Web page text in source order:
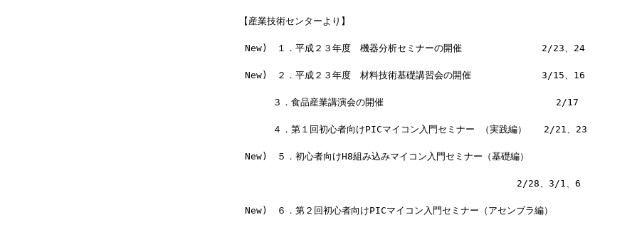
【産業技術センターより】
New)　１．平成２３年度　機器分析セミナーの開催　　　　　　　　 2/23、24
New)　２．平成２３年度　材料技術基礎講習会の開催　　　　　　　 3/15、16
３．食品産業講演会の開催　　　　　　　　　　　　　　　　　　 2/17
４．第１回初心者向けPICマイコン入門セミナー （実践編）   2/21、23
New)　５．初心者向けH8組み込みマイコン入門セミナー（基礎編）
2/28、3/1、6
New)　６．第２回初心者向けPICマイコン入門セミナー（アセンブラ編）